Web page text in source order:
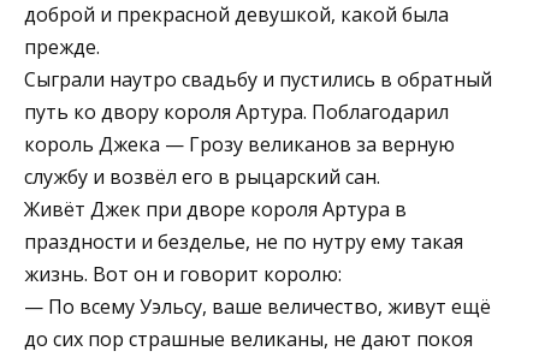
доброй и прекрасной девушкой, какой была
прежде.
Сыграли наутро свадьбу и пустились в обратный
путь ко двору короля Артура. Поблагодарил
король Джека — Грозу великанов за верную
службу и возвёл его в рыцарский сан.
Живёт Джек при дворе короля Артура в
праздности и безделье, не по нутру ему такая
жизнь. Вот он и говорит королю:
— По всему Уэльсу, ваше величество, живут ещё
до сих пор страшные великаны, не дают покоя